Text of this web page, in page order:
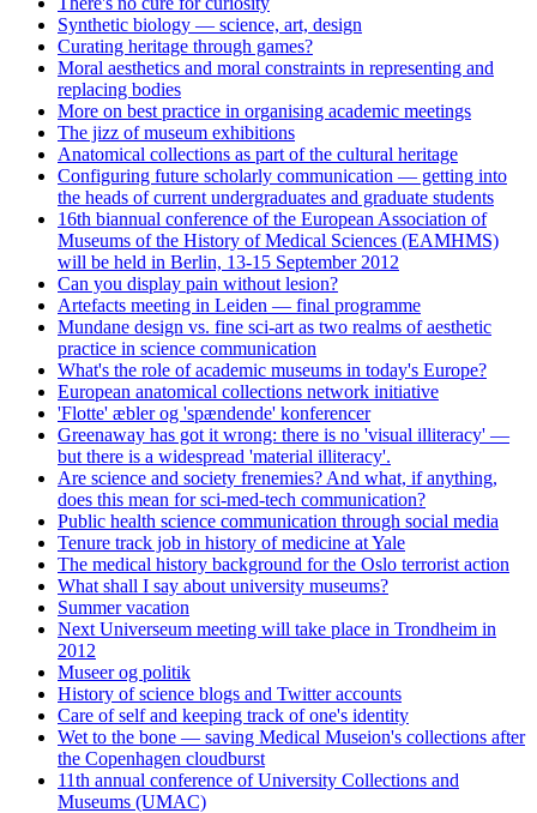
Synthetic biology — science, art, design
Curating heritage through games?
Moral aesthetics and moral constraints in representing and
replacing bodies
More on best practice in organising academic meetings
The jizz of museum exhibitions
Anatomical collections as part of the cultural heritage
Configuring future scholarly communication — getting into
the heads of current undergraduates and graduate students
16th biannual conference of the European Association of
Museums of the History of Medical Sciences (EAMHMS)
will be held in Berlin, 13-15 September 2012
Can you display pain without lesion?
Artefacts meeting in Leiden — final programme
Mundane design vs. fine sci-art as two realms of aesthetic
practice in science communication
What's the role of academic museums in today's Europe?
European anatomical collections network initiative
'Flotte' æbler og 'spændende' konferencer
Greenaway has got it wrong: there is no 'visual illiteracy' —
but there is a widespread 'material illiteracy'.
Are science and society frenemies? And what, if anything,
does this mean for sci-med-tech communication?
Public health science communication through social media
Tenure track job in history of medicine at Yale
The medical history background for the Oslo terrorist action
What shall I say about university museums?
Summer vacation
Next Universeum meeting will take place in Trondheim in
2012
Museer og politik
History of science blogs and Twitter accounts
Care of self and keeping track of one's identity
Wet to the bone — saving Medical Museion's collections after
the Copenhagen cloudburst
11th annual conference of University Collections and
Museums (UMAC)